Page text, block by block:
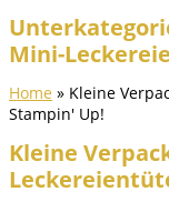
Mini-
Home » Kleine
Stampin' Up!
Kleine